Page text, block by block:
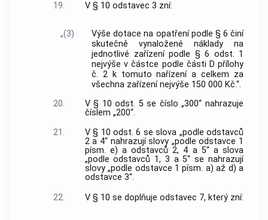
19. V § 10 odstavec 3 zní:
„(3)
Výše dotace na opatření podle § 6 činí
skutečně vynaložené náklady na
jednotlivé zařízení podle § 6 odst. 1
nejvýše v částce podle části D přílohy
č. 2 k tomuto nařízení a celkem za
všechna zařízení nejvýše 150 000 Kč.“.
20.
V § 10 odst. 5 se číslo „300“ nahrazuje
číslem „200“.
21.
V § 10 odst. 6 se slova „podle odstavců
2 a 4“ nahrazují slovy „podle odstavce 1
písm. e) a odstavců 2, 4 a 5“ a slova
„podle odstavců 1, 3 a 5“ se nahrazují
slovy „podle odstavce 1 písm. a) až d) a
odstavce 3“.
22.
V § 10 se doplňuje odstavec 7, který zní: